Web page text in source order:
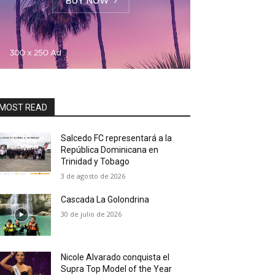
READ
Salcedo FC representará a la
República Dominicana en
Trinidad y Tobago
3 de agosto de 2026
Cascada La Golondrina
30 de julio de 2026
Nicole Alvarado conquista el
Supra Top Model of the Year